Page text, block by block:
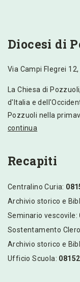
Diocesi di
Via Campi Flegrei
La Chiesa di
d'Italia e
Pozzuoli nella
continua
Recapiti
Centralino Curia:
Archivio storico e
Seminario vescovile:
Sostentamento
Archivio storico e
Ufficio Scuola: